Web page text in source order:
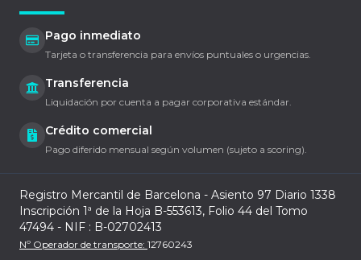
Pago inmediato
Tarjeta o transferencia para envíos puntuales o urgencias.
Transferencia
Liquidación por cuenta a pagar corporativa estándar.
Crédito comercial
Pago diferido mensual según volumen (sujeto a scoring).
Registro Mercantil de Barcelona - Asiento 97 Diario 1338
Inscripción 1ª de la Hoja B-553613, Folio 44 del Tomo
47494 - NIF : B-02702413
Nº Operador de transporte: 12760243